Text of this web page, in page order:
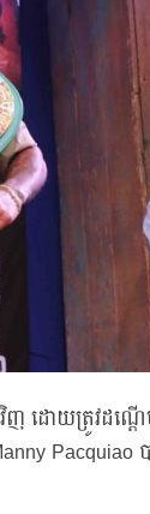
ញ ដោយត្រូវដណ្ត
Pacquiao